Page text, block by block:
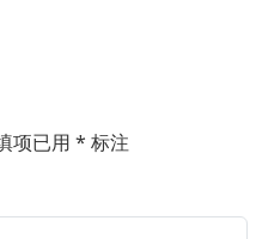
项已用 * 标注